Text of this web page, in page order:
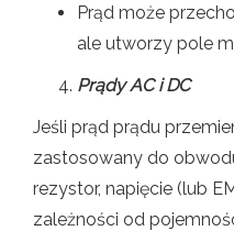
Prąd może
ale utworzy pole
Prądy AC i DC
Jeśli prąd prądu
zastosowany do
rezystor, napięcie (lub
zależności od